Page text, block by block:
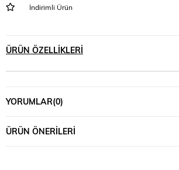
İndirimli Ürün
ÜRÜN ÖZELLIKLERI
YORUMLAR(0)
ÜRÜN ÖNERILERI